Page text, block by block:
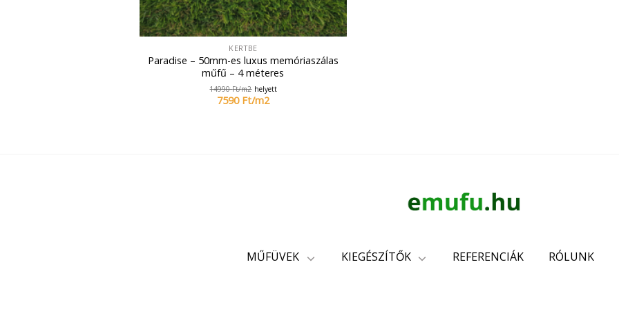
KERTBE
Paradise – 50mm-es luxus memóriaszálas
műfű – 4 méteres
14990Ft/m2 helyett
7590 Ft/m2
MŰFÜVEK KIEGÉSZÍTŐK REFERENCIÁK RÓLUNK